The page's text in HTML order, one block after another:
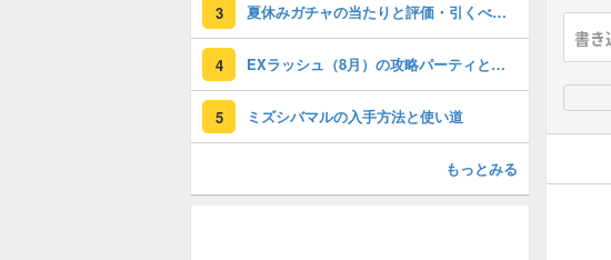
3 夏休みガチャの当たりと評価・引くべき？
4 EXラッシュ（8月）の攻略パーティと対策ギミック
5 ミズシバマルの入手方法と使い道
もっとみる